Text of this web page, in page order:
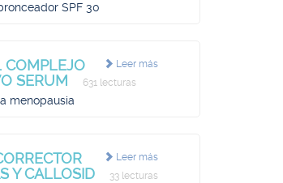
SPF 30
Leer más
COMPLEJO
SERUM
631 lecturas
menopausia
Leer más
Y CALLOSID
33 lecturas